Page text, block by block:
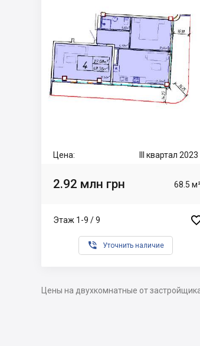
Цена: III квартал 2023
2.92 млн грн 68.5
Этаж 1-9 / 9
 Уточнить наличие
Цены на двухкомнатные от